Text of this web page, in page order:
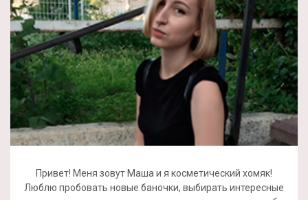
Привет! Меня зовут Маша и я косметический хомяк!
Люблю пробовать новые баночки, выбирать интересные